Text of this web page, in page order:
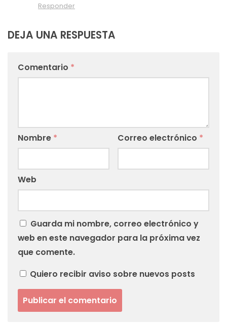
Responder
DEJA UNA RESPUESTA
Comentario *
Nombre * Correo electrónico *
Web
Guarda mi nombre, correo electrónico y
web en este navegador para la próxima vez
que comente.
Quiero recibir aviso sobre nuevos posts